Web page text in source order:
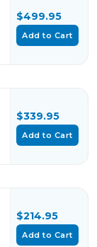
$499.95
Add to Cart
$339.95
Add to Cart
$214.95
Add to Cart